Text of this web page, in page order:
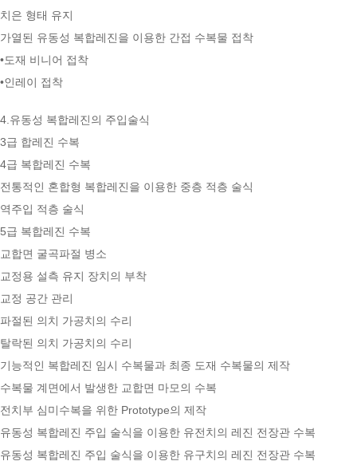
치은 형태 유지
가열된 유동성 복합레진을 이용한 간접 수복물 접착
•도재 비니어 접착
•인레이 접착
4.유동성 복합레진의 주입술식
3급 합레진 수복
4급 복합레진 수복
전통적인 혼합형 복합레진을 이용한 중층 적층 술식
역주입 적층 술식
5급 복합레진 수복
교합면 굴곡파절 병소
교정용 설측 유지 장치의 부착
교정 공간 관리
파절된 의치 가공치의 수리
탈락된 의치 가공치의 수리
기능적인 복합레진 임시 수복물과 최종 도재 수복물의 제작
수복물 계면에서 발생한 교합면 마모의 수복
전치부 심미수복을 위한 Prototype의 제작
유동성 복합레진 주입 술식을 이용한 유전치의 레진 전장관 수복
유동성 복합레진 주입 술식을 이용한 유구치의 레진 전장관 수복